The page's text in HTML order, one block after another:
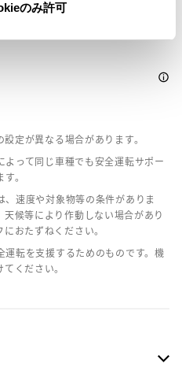
のみ許可
定が異なる場合があります。
って同じ車種でも安全運転サポー
。
速度や対象物等の条件がありま
候等により作動しない場合があり
おたずねください。
転を支援するためのものです。機
ください。